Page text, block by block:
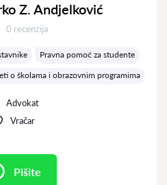
Z. Andjelković
Recenzija:
0 recenzija
Pravna pomoć za studente
o školama i obrazovnim programima
Advokat
Vračar
Pišite